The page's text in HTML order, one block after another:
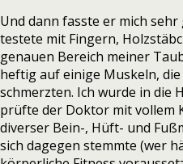
Und dann fasste er mich
testete mit Fingern,
genauen Bereich meiner
heftig auf einige Muskeln,
schmerzten. Ich wurde in die
prüfte der Doktor mit vollem
diverser Bein-, Hüft- und
sich dagegen stemmte (wer